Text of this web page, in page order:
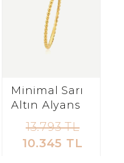
Minimal Sarı
Altın Alyans
13.793 TL
10.345 TL